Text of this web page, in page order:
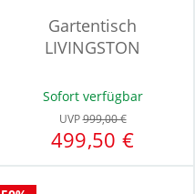
Gartentisch
LIVINGSTON
Sofort verfügbar
UVP999,00 €
499,50 €